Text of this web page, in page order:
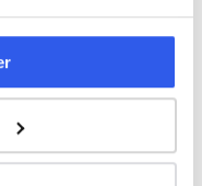
Sénart
Bois